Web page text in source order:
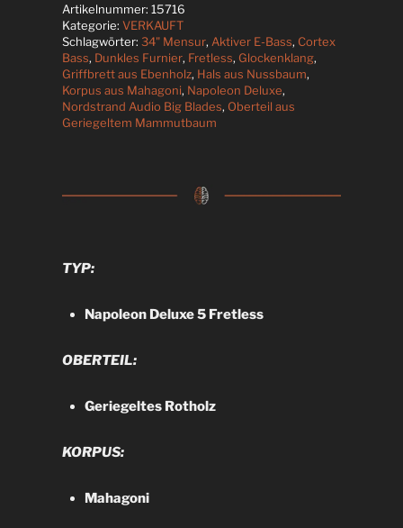
Artikelnummer: 15716
Kategorie: VERKAUFT
Schlagwörter: 34" Mensur, Aktiver E-Bass, Cortex
Bass, Dunkles Furnier, Fretless, Glockenklang,
Griffbrett aus Ebenholz, Hals aus Nussbaum,
Korpus aus Mahagoni, Napoleon Deluxe,
Nordstrand Audio Big Blades, Oberteil aus
Geriegeltem Mammutbaum
TYP:
Napoleon Deluxe 5 Fretless
OBERTEIL:
Geriegeltes Rotholz
KORPUS:
Mahagoni